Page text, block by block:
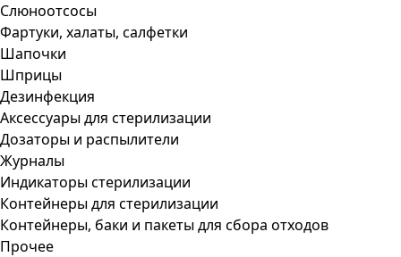
Слюноотсосы
Фартуки, халаты, салфетки
Шапочки
Шприцы
Дезинфекция
Аксессуары для стерилизации
Дозаторы и распылители
Журналы
Индикаторы стерилизации
Контейнеры для стерилизации
Контейнеры, баки и пакеты для сбора отходов
Прочее